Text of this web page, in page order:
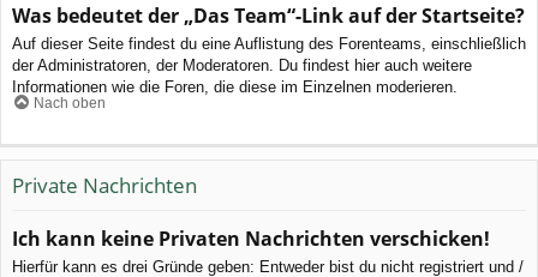
Was bedeutet der „Das Team“-Link auf der Startseite?
Auf dieser Seite findest du eine Auflistung des Forenteams, einschließlich
der Administratoren, der Moderatoren. Du findest hier auch weitere
Informationen wie die Foren, die diese im Einzelnen moderieren.
Nach oben
Private Nachrichten
Ich kann keine Privaten Nachrichten verschicken!
Hierfür kann es drei Gründe geben: Entweder bist du nicht registriert und /